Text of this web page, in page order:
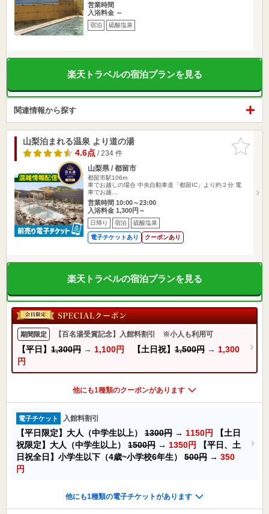
営業時間
入浴料金 ～
宿泊 硫酸塩泉
楽天トラベルの宿泊プランを見る
関連情報から探す
お気に入
りに追加
山梨泊まれる温泉 より道の湯
4.6点/ 234 件
山梨県 / 都留市
都留市駅106m
車でお越しの場合 中央自動車道「都留IC」より約２分 電
車でお越…
営業時間 10:00～23:00
入浴料金 1,300円～
日帰り 宿泊 硫酸塩泉
電子チケットあり クーポンあり
楽天トラベルの宿泊プランを見る
期間限定 【百名湯受賞記念】入館料割引 ※小人も利用可
【平日】 1,300円 → 1,100円 【土日祝】 1,500円 → 1,300
円
他にも1種類のクーポンがあります
電子チケット 入館料割引
【平日限定】大人（中学生以上） 1300円 → 1150円
【土日
祝限定】大人（中学生以上） 1500円 → 1350円
【平日、土
日祝全日】小学生以下（4歳~小学校6年生） 500円 → 350
円
他にも1種類の電子チケットがあります